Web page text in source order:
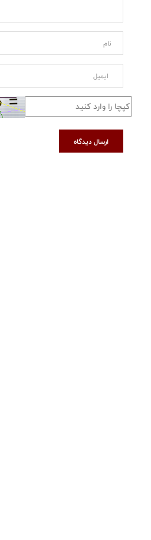
ارسال دیدگاه